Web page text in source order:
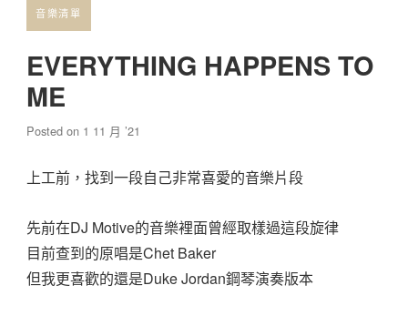
音樂清單
EVERYTHING HAPPENS TO
ME
Posted on 1 11 月 ’21
上工前，找到一段自己非常喜愛的音樂片段
先前在DJ Motive的音樂裡面曾經取樣過這段旋律
目前查到的原唱是Chet Baker
但我更喜歡的還是Duke Jordan鋼琴演奏版本